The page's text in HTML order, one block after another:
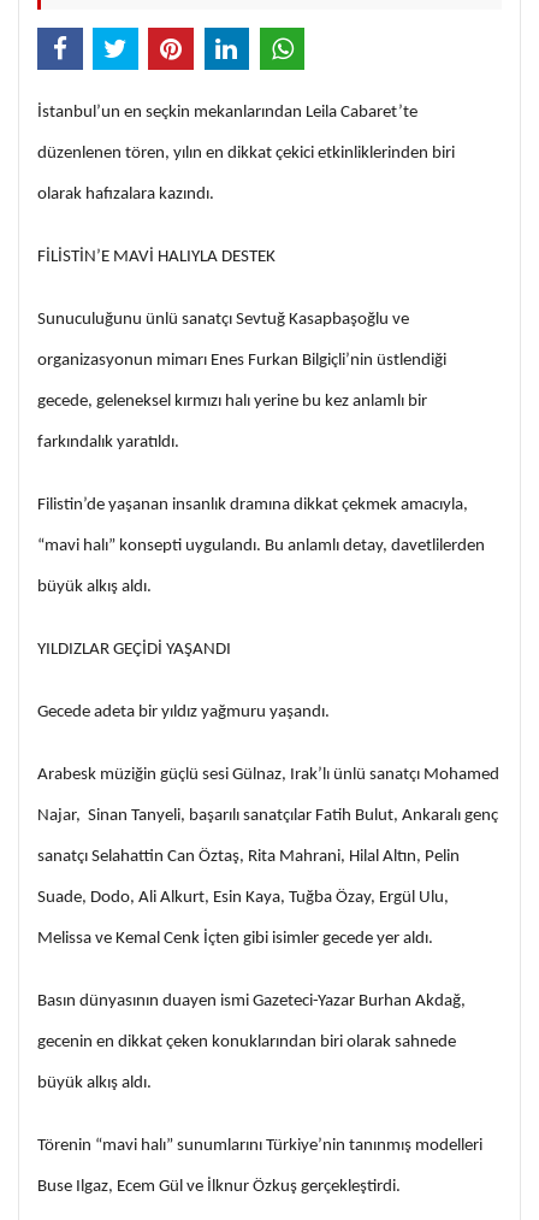
İstanbul’un en seçkin mekanlarından Leila Cabaret’te
düzenlenen tören, yılın en dikkat çekici etkinliklerinden biri
olarak hafızalara kazındı.
FİLİSTİN’E MAVİ HALIYLA DESTEK
Sunuculuğunu ünlü sanatçı Sevtuğ Kasapbaşoğlu ve
organizasyonun mimarı Enes Furkan Bilgiçli’nin üstlendiği
gecede, geleneksel kırmızı halı yerine bu kez anlamlı bir
farkındalık yaratıldı.
Filistin’de yaşanan insanlık dramına dikkat çekmek amacıyla,
“mavi halı” konsepti uygulandı. Bu anlamlı detay, davetlilerden
büyük alkış aldı.
YILDIZLAR GEÇİDİ YAŞANDI
Gecede adeta bir yıldız yağmuru yaşandı.
Arabesk müziğin güçlü sesi Gülnaz, Irak’lı ünlü sanatçı Mohamed
Najar, Sinan Tanyeli, başarılı sanatçılar Fatih Bulut, Ankaralı genç
sanatçı Selahattin Can Öztaş, Rita Mahrani, Hilal Altın, Pelin
Suade, Dodo, Ali Alkurt, Esin Kaya, Tuğba Özay, Ergül Ulu,
Melissa ve Kemal Cenk İçten gibi isimler gecede yer aldı.
Basın dünyasının duayen ismi Gazeteci-Yazar Burhan Akdağ,
gecenin en dikkat çeken konuklarından biri olarak sahnede
büyük alkış aldı.
Törenin “mavi halı” sunumlarını Türkiye’nin tanınmış modelleri
Buse Ilgaz, Ecem Gül ve İlknur Özkuş gerçekleştirdi.